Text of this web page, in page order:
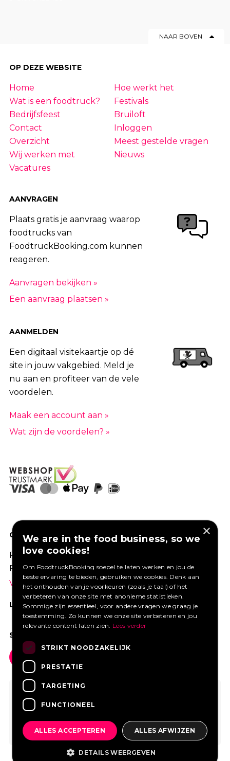
NAAR BOVEN
OP DEZE WEBSITE
Home
Hoe werkt het
Wat is een foodtruck?
Festivals
Bedrijfsfeest
Bruiloft
Contact
Inloggen
Overzicht
Meest gestelde vragen
Wij werken met
Nieuws
Vacatures
AANVRAGEN
Plaats gratis je aanvraag waarop
foodtrucks van
FoodtruckBooking.com kunnen
reageren.
Aanvragen bekijken »
Een aanvraag plaatsen »
AANMELDEN
Een digitaal visitekaartje op dé
site in jouw vakgebied. Meld je
nu aan en profiteer van de vele
voordelen.
Maak een account aan »
Wat zijn de voordelen? »
GOED VERZEKERD ONDERNEMEN?
Profiteer van een aantrekkelijke premie via
Foodtruckbooking.
Vraag een offerte aan.
LIKE ONS OP FACEBOOK
SOCIAL MEDIA
×
We are in the food business, so we
love cookies!
Om FoodtruckBooking soepel te laten werken en jou de
beste ervaring te bieden, gebruiken we cookies. Denk aan
het onthouden van je voorkeuren (zoals je taal) of het
verbeteren van onze site met anonieme statistieken.
Sommige zijn essentieel, voor andere vragen we graag je
toestemming. Zo kunnen we onze site verbeteren en jou
relevante content laten zien. Lees verder
STRIKT NOODZAKELIJK
PRESTATIE
TARGETING
FUNCTIONEEL
ALLES ACCEPTEREN ALLES AFWIJZEN
DETAILS WEERGEVEN